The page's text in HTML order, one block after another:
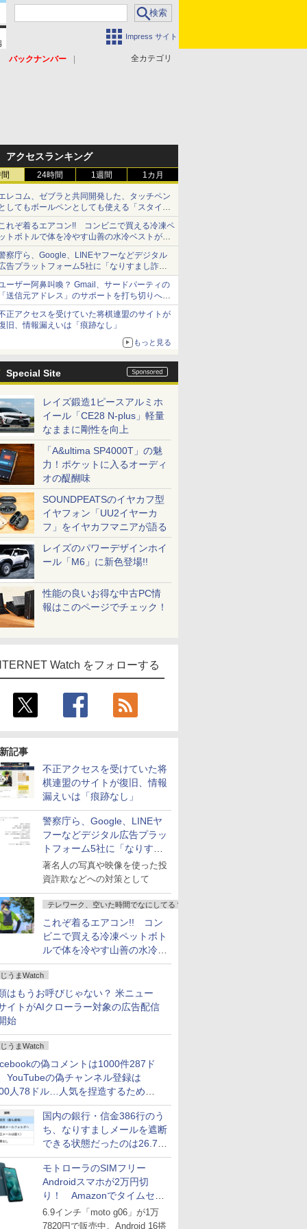
Impress サイト
全カテゴリ
バックナンバー
アクセスランキング
24時間 1週間 1カ月
レコム、ゼブラと共同開発した、タッチペン
してもボールペンとしても使える「スタイラ
ツーウェイ」発売 iPadにも紙にも、持ち替
ずに書き込める
れぞ着るエアコン!! コンビニで買える冷凍ペ
トボトルで体を冷やす山善の水冷ベストがロ
ドバイクにちょうどいい【ぼっち・ざ・ろー
！その14】【空いた時間でなにしてる？】
察庁ら、Google、LINEヤフーなどデジタル
告プラットフォーム5社に「なりすまし詐欺
告」対策強化を要請 著名人の写真や映像を
った投資詐欺などへの対策として
ーザー阿鼻叫喚？ Gmail、サードパーティの
送信元アドレス」のサポートを打ち切りへ
やじうまWatch】
正アクセスを受けていた将棋連盟のサイトが
旧、情報漏えいは「痕跡なし」
もっと見る
Special Site
レイズ鍛造1ピースアルミホ
イール「CE28 N-plus」軽量
なままに剛性を向上
「A&ultima SP4000T」の魅
力！ポケットに入るオーディ
オの醍醐味
SOUNDPEATSのイヤカフ型
イヤフォン「UU2イヤーカ
フ」をイヤカフマニアが語る
レイズのパワーデザインホイ
ール「M6」に新色登場!!
性能の良いお得な中古PC情
報はこのページでチェック！
Watch をフォローする
記事
不正アクセスを受けていた将
棋連盟のサイトが復旧、情報
漏えいは「痕跡なし」
警察庁ら、Google、LINEヤ
フーなどデジタル広告プラッ
トフォーム5社に「なりすま
し詐欺広告」対策強化を要請
著名人の写真や映像を使った投
資詐欺などへの対策として
テレワーク、空いた時間でなにしてる？
これぞ着るエアコン!! コン
ビニで買える冷凍ペットボト
ルで体を冷やす山善の水冷ベ
ストがロードバイクにちょう
どいい【ぼっち・ざ・ろー
ど！その14】
うまWatch
はもうお呼びじゃない？ 米ニュー
イトがAIクローラー対象の広告配信
始
うまWatch
の偽コメントは1000件287ド
YouTubeの偽チャンネル登録は
人78ドル…人気を捏造するための
リストが公開中
国内の銀行・信金386行のう
ち、なりすましメールを遮断
できる状態だったのは26.7％
にとどまる～GMOブランド
セキュリティ調査
モトローラのSIMフリー
Androidスマホが2万円切
り！ Amazonでタイムセー
ル
6.9インチ「moto g06」が1万
7820円で販売中。Android 16搭